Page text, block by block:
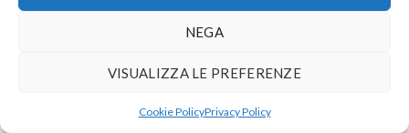
NEGA
VISUALIZZA LE PREFERENZE
Cookie PolicyPrivacy Policy